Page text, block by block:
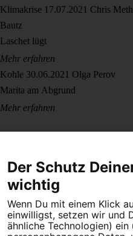
Klimakrise 17.07.2021 Chris
Bautz
Laschet lügt
Mehr erfahren
Kohle 30.06.2021 Olga Perov
Marita am Abgrund
Mehr erfahren
Dein Engagement macht den
Millionen Menschen an.
Der Schutz
wichtig
Wenn Du mit einem Klick
einwilligst, setzen wir und
ähnliche Technologien)